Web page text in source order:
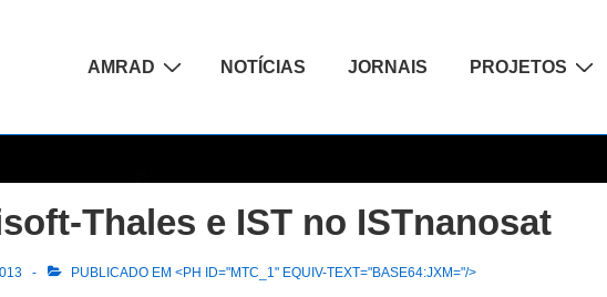
Navegação
AMRAD NOTÍCIAS JORNAIS PROJETOS
Thales e IST no ISTnanosat
PUBLICADO EM <PH ID="MTC_1" EQUIV-TEXT="BASE64:JXM="/>